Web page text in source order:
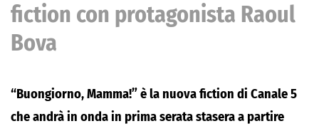
fiction con protagonista Raoul
Bova
“Buongiorno, Mamma!” è la nuova fiction di Canale 5
che andrà in onda in prima serata stasera a partire